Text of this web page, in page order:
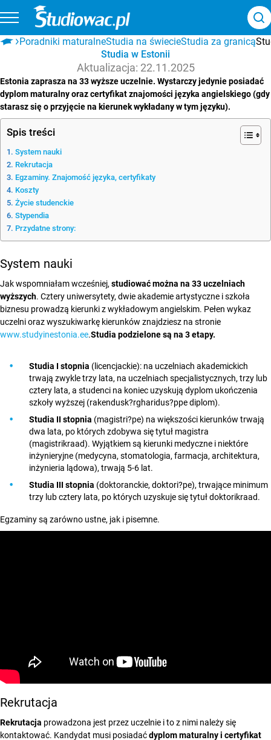
Poradniki maturalneStudia na świecieStudia za granicą
Studia w Estonii
Aktualizacja: 22.11.2025
Estonia zaprasza na 33 wyższe uczelnie. Wystarczy jedynie posiadać
dyplom maturalny oraz certyfikat znajomości języka angielskiego (gdy
starasz się o przyjęcie na kierunek wykładany w tym języku).
Spis treści
System nauki
Rekrutacja
Egzaminy. Znajomość języka, certyfikaty
Koszty
Życie studenckie
Stypendia
Przydatne strony:
System nauki
Jak wspomniałam wcześniej,studiować można na 33 uczelniach
wyższych. Cztery uniwersytety, dwie akademie artystyczne i szkoła
biznesu prowadzą kierunki z wykładowym angielskim. Pełen wykaz
uczelni oraz wyszukiwarkę kierunków znajdziesz na stronie
www.studyinestonia.ee.Studia podzielone są na 3 etapy.
Studia I stopnia (licencjackie): na uczelniach akademickich
trwają zwykle trzy lata, na uczelniach specjalistycznych, trzy lub
cztery lata, a studenci na koniec uzyskują dyplom ukończenia
szkoły wyższej (rakendusk?rgharidus?ppe diplom).
Studia II stopnia (magistri?pe) na większości kierunków trwają
dwa lata, po których zdobywa się tytuł magistra
(magistrikraad). Wyjątkiem są kierunki medyczne i niektóre
inżynieryjne (medycyna, stomatologia, farmacja, architektura,
inżynieria lądowa), trwają 5-6 lat.
Studia III stopnia (doktoranckie, doktori?pe), trwające minimum
trzy lub cztery lata, po których uzyskuje się tytuł doktorikraad.
Egzaminy są zarówno ustne, jak i pisemne.
Rekrutacja
Rekrutacja prowadzona jest przez uczelnie i to z nimi należy się
kontaktować. Kandydat musi posiadaćdyplom maturalny i certyfikat